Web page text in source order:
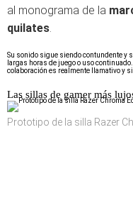
al monograma de la
quilates.
Su sonido sigue siendo contundente y
largas horas de juego o uso
colaboración es realmente llamativo y
Las sillas de gamer más
Prototipo de la silla Razer